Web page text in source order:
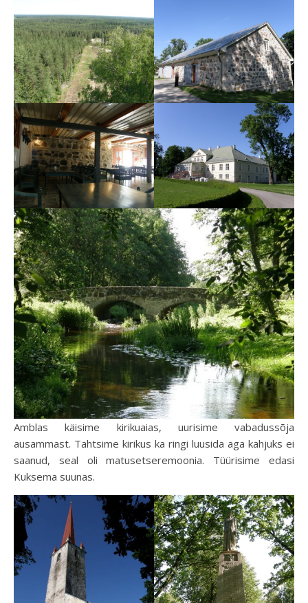
Amblas käisime kirikuaias, uurisime vabadussõja
ausammast. Tahtsime kirikus ka ringi luusida aga kahjuks ei
saanud, seal oli matusetseremoonia. Tüürisime edasi
Kuksema suunas.